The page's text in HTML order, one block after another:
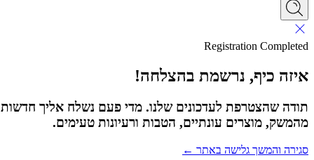
Registration Completed
איזה כיף, נרשמת בהצלחה!
תודה שהצטרפת לעדכונים שלנו. מדי פעם נשלח אליך חדשות
מהמשק, מוצרים עונתיים, הטבות ורעיונות טעימים.
סגירה והמשך גלישה באתר ←